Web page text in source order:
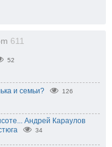
611
52
и семьи? 126
Андрей Караулов
34